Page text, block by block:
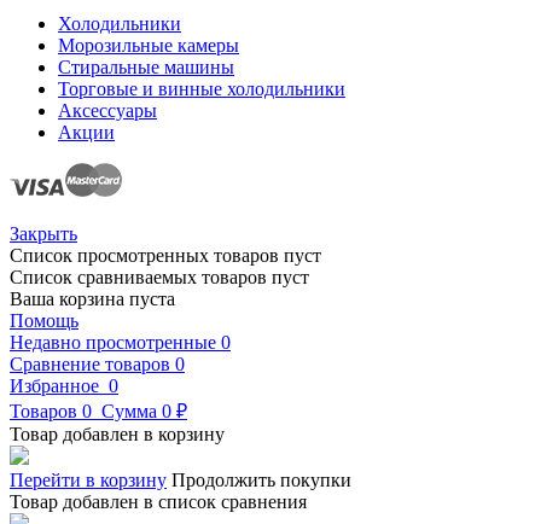
Холодильники
Морозильные камеры
Стиральные машины
Торговые и винные холодильники
Аксессуары
Акции
Закрыть
Список просмотренных товаров пуст
Список сравниваемых товаров пуст
Ваша корзина пуста
Помощь
Недавно просмотренные 0
Сравнение товаров 0
Избранное 0
Товаров 0 Сумма 0 ₽
Товар добавлен в корзину
Перейти в корзину Продолжить покупки
Товар добавлен в список сравнения